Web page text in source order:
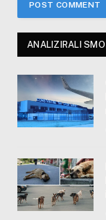
ANALIZIRALI SMO